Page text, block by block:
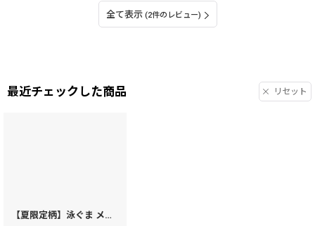
全て表示 (2件のレビュー)
最近チェックした商品 リセット
【夏限定柄】泳ぐま メガネケース［t］